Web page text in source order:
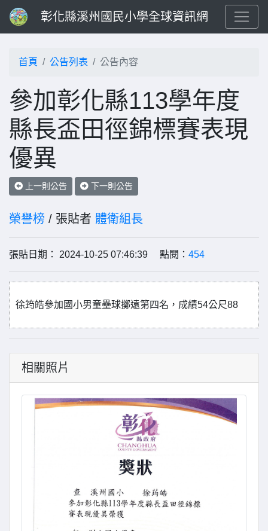
彰化縣溪州國民小學全球資訊網
首頁 公告列表 公告內容
參加彰化縣113學年度
縣長盃田徑錦標賽表現
優異
上一則公告 下一則公告
榮譽榜 / 張貼者 體衛組長
張貼日期： 2024-10-25 07:46:39 點閱： 454
徐筠皓參加國小男童壘球擲遠第四名，成績54公尺88
相關照片